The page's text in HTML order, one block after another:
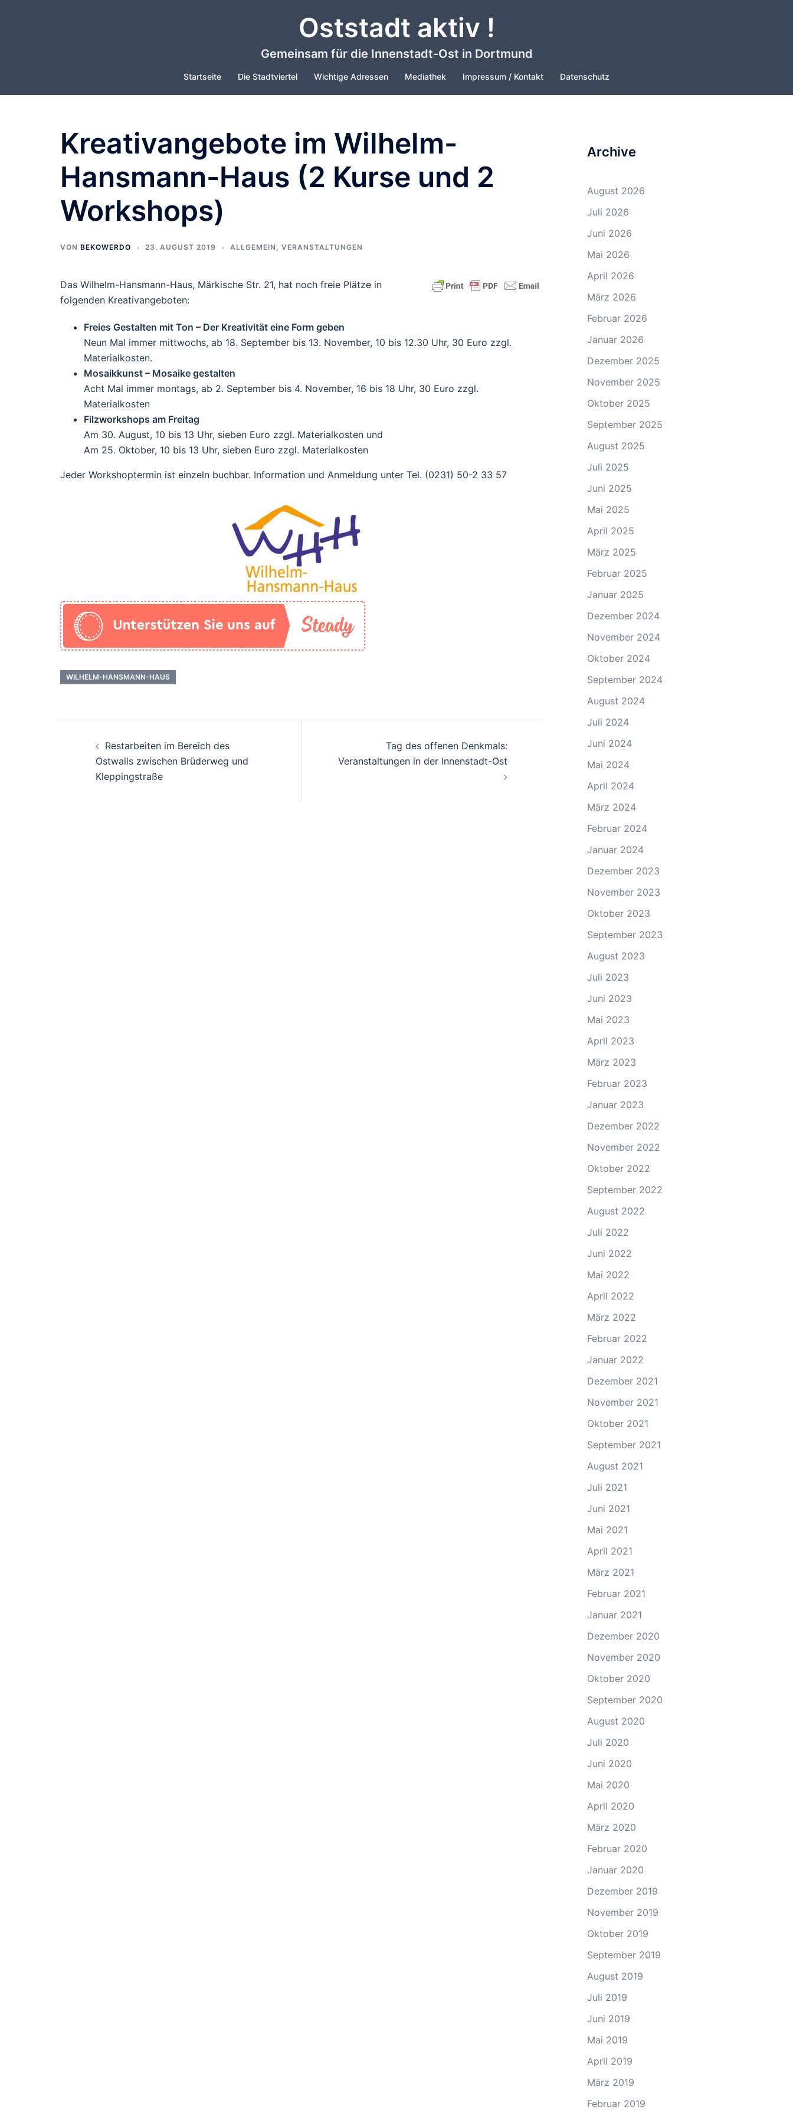
Oststadt aktiv !
Gemeinsam für die Innenstadt-Ost in Dortmund
Startseite Die Stadtviertel Wichtige Adressen Mediathek Impressum / Kontakt Datenschutz
Kreativangebote im Wilhelm-
Hansmann-Haus (2 Kurse und 2
Workshops)
VON BEKOWERDO 23. AUGUST 2019 ALLGEMEIN , VERANSTALTUNGEN
Das Wilhelm-Hansmann-Haus, Märkische Str. 21, hat noch freie Plätze in
folgenden Kreativangeboten:
Freies Gestalten mit Ton – Der Kreativität eine Form geben
Neun Mal immer mittwochs, ab 18. September bis 13. November, 10 bis 12.30 Uhr, 30 Euro zzgl.
Materialkosten.
Mosaikkunst – Mosaike gestalten
Acht Mal immer montags, ab 2. September bis 4. November, 16 bis 18 Uhr, 30 Euro zzgl.
Materialkosten
Filzworkshops am Freitag
Am 30. August, 10 bis 13 Uhr, sieben Euro zzgl. Materialkosten und
Am 25. Oktober, 10 bis 13 Uhr, sieben Euro zzgl. Materialkosten
Jeder Workshoptermin ist einzeln buchbar. Information und Anmeldung unter Tel. (0231) 50-2 33 57
WILHELM-HANSMANN-HAUS
Beitrags-
Navigation
Restarbeiten im Bereich des
Ostwalls zwischen Brüderweg und
Kleppingstraße
Tag des offenen Denkmals:
Veranstaltungen in der Innenstadt-Ost
Archive
August 2026
Juli 2026
Juni 2026
Mai 2026
April 2026
März 2026
Februar 2026
Januar 2026
Dezember 2025
November 2025
Oktober 2025
September 2025
August 2025
Juli 2025
Juni 2025
Mai 2025
April 2025
März 2025
Februar 2025
Januar 2025
Dezember 2024
November 2024
Oktober 2024
September 2024
August 2024
Juli 2024
Juni 2024
Mai 2024
April 2024
März 2024
Februar 2024
Januar 2024
Dezember 2023
November 2023
Oktober 2023
September 2023
August 2023
Juli 2023
Juni 2023
Mai 2023
April 2023
März 2023
Februar 2023
Januar 2023
Dezember 2022
November 2022
Oktober 2022
September 2022
August 2022
Juli 2022
Juni 2022
Mai 2022
April 2022
März 2022
Februar 2022
Januar 2022
Dezember 2021
November 2021
Oktober 2021
September 2021
August 2021
Juli 2021
Juni 2021
Mai 2021
April 2021
März 2021
Februar 2021
Januar 2021
Dezember 2020
November 2020
Oktober 2020
September 2020
August 2020
Juli 2020
Juni 2020
Mai 2020
April 2020
März 2020
Februar 2020
Januar 2020
Dezember 2019
November 2019
Oktober 2019
September 2019
August 2019
Juli 2019
Juni 2019
Mai 2019
April 2019
März 2019
Februar 2019